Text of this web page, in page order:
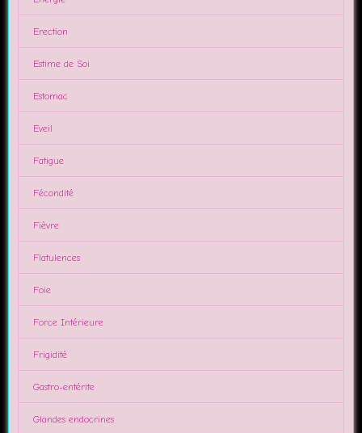
Erection
Estime de Soi
Estomac
Eveil
Fatigue
Fécondité
Fièvre
Flatulences
Foie
Force Intérieure
Frigidité
Gastro-entérite
Glandes endocrines